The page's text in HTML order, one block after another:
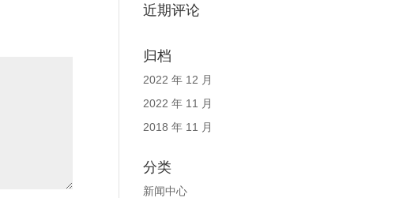
近期评论
归档
2022 年 12 月
2022 年 11 月
2018 年 11 月
分类
新闻中心